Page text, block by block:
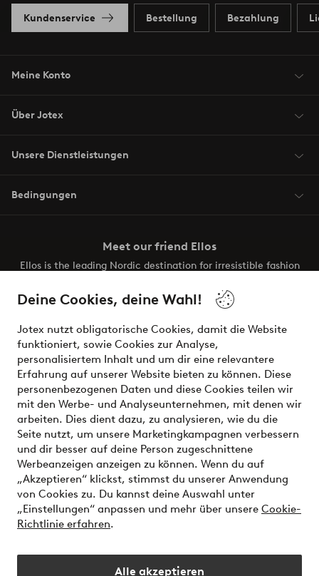
Deine Cookies, deine Wahl!
Jotex nutzt obligatorische Cookies, damit die Website
funktioniert, sowie Cookies zur Analyse,
personalisiertem Inhalt und um dir eine relevantere
Erfahrung auf unserer Website bieten zu können. Diese
personenbezogenen Daten und diese Cookies teilen wir
mit den Werbe- und Analyseunternehmen, mit denen wir
arbeiten. Dies dient dazu, zu analysieren, wie du die
Seite nutzt, um unsere Marketingkampagnen verbessern
und dir besser auf deine Person zugeschnittene
Werbeanzeigen anzeigen zu können. Wenn du auf
„Akzeptieren“ klickst, stimmst du unserer Anwendung
von Cookies zu. Du kannst deine Auswahl unter
„Einstellungen“ anpassen und mehr über unsere Cookie-
Richtlinie erfahren.
Alle akzeptieren
Kundenservice Bestellung Bezahlung
Meine Konto
Über Jotex
Unsere Dienstleistungen
Bedingungen
Meet our friend Ellos
Ellos is the leading Nordic destination for irresistible fashion
the latest trends, curated to make finding your next look
effortless. It’s all here.
Visit Ellos
Sichere Zahlungen - Jetzt bezahlen oder aufteilen
Möchtest du mehr über unsere
Zahlungsmöglichkeitenerfahren?